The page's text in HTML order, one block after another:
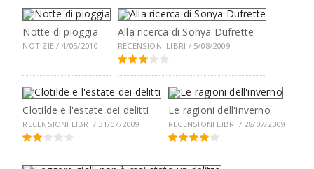
Notte di pioggia
NOTIZIE / 4/05/2010
Alla ricerca di Sonya Dufrette
RECENSIONI LIBRI / 5/08/2009
Clotilde e l'estate dei delitti
RECENSIONI LIBRI / 31/07/2009
Le ragioni dell'inverno
RECENSIONI LIBRI / 28/07/2009